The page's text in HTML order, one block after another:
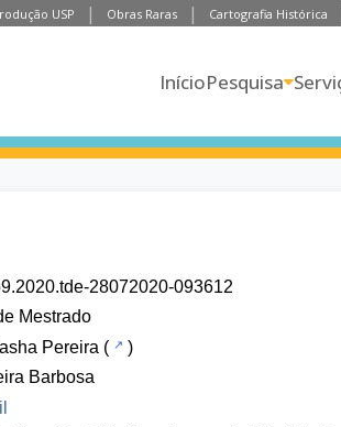
USP Obras Raras Cartografia Histórica
InícioPesquisa
28072020-093612
Mestrado
Pereira (
)
Barbosa